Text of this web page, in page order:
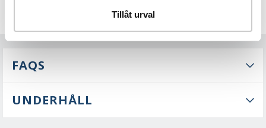
Tillåt urval
FAQS
UNDERHÅLL